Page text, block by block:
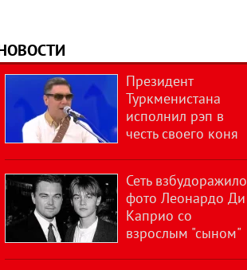
Президент
Туркменистана
исполнил рэп в
честь своего коня
Сеть взбудоражило
фото Леонардо Ди
Каприо со
взрослым "сыном"